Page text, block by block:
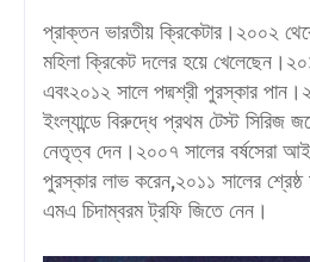
প্রাক্তন ভারতীয় ক্রিকেটার।২০০২
মহিলা ক্রিকেট দলের হয়ে
এবং২০১২ সালে পদ্মশ্রী পুরস্কার
ইংল্যান্ডে বিরুদ্ধে প্রথম টেস্ট সিরিজ
নেতৃত্ব দেন।২০০৭ সালের বর্ষসেরা
পুরস্কার লাভ করেন,২০১১ সালের শ্রেষ্ঠ
এমএ চিদাম্বরম ট্রফি জিতে নেন।